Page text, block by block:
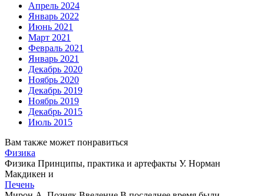
Апрель 2024
Январь 2022
Июнь 2021
Март 2021
Февраль 2021
Январь 2021
Декабрь 2020
Ноябрь 2020
Декабрь 2019
Ноябрь 2019
Декабрь 2015
Июль 2015
Вам также может понравиться
Физика
Физика Принципы, практика и артефакты У. Норман
Макдикен и
Печень